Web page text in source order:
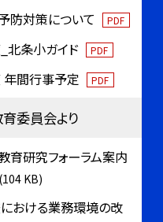
防対策について PDF
北条小ガイド PDF
年間行事予定 PDF
委員会より
育研究フォーラム案内
(104 KB)
おける業務環境の改